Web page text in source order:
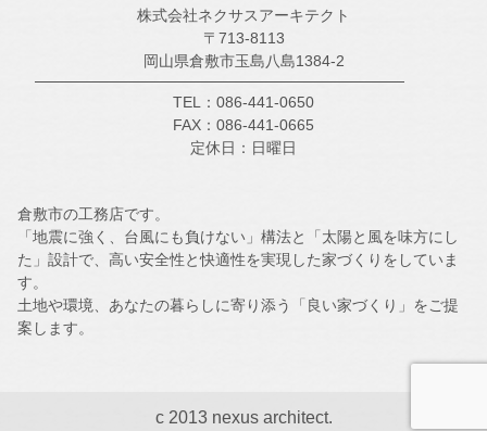
株式会社ネクサスアーキテクト
〒713-8113
岡山県倉敷市玉島八島1384-2
TEL：086-441-0650
FAX：086-441-0665
定休日：日曜日
倉敷市の工務店です。
「地震に強く、台風にも負けない」構法と「太陽と風を味方にし
た」設計で、高い安全性と快適性を実現した家づくりをしていま
す。
土地や環境、あなたの暮らしに寄り添う「良い家づくり」をご提
案します。
c 2013 nexus architect.